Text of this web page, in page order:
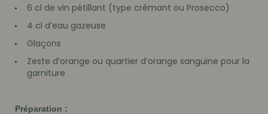
6 cl de vin pétillant (type crémant ou Prosecco)
4 cl d’eau gazeuse
Glaçons
Zeste d’orange ou quartier d’orange sanguine pour la
garniture
Préparation :